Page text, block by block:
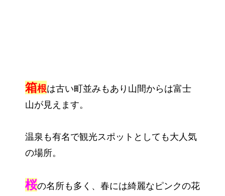
箱根は古い町並みもあり山間からは富士
山が見えます。
温泉も有名で観光スポットとしても大人気
の場所。
桜の名所も多く、春には綺麗なピンクの花